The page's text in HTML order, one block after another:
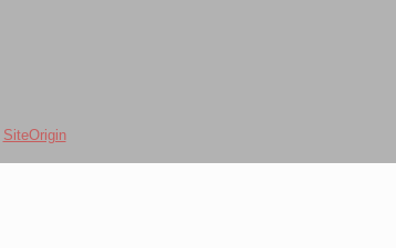
SiteOrigin